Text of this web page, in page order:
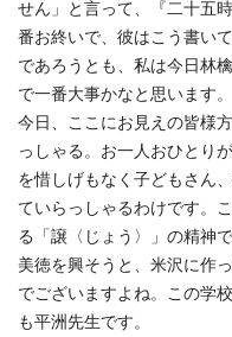
せん」と言って、『二十五
番お終いで、彼はこう書い
であろうとも、私は今日林
で一番大事かなと思います。
今日、ここにお見えの皆様
っしゃる。お一人おひとり
を惜しげもなく子どもさん
ていらっしゃるわけです。
る「譲〈じょう〉」の精神
美徳を興そうと、米沢に作
でございますよね。この学
も平洲先生です。